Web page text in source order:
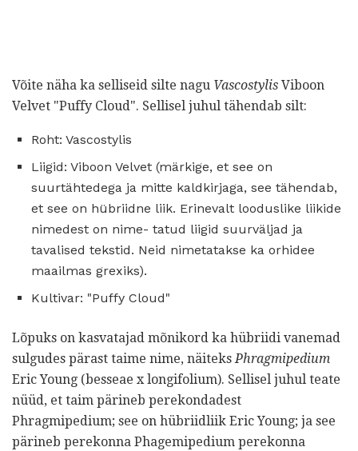
Võite näha ka selliseid silte nagu Vascostylis Viboon
Velvet "Puffy Cloud". Sellisel juhul tähendab silt:
Roht: Vascostylis
Liigid: Viboon Velvet (märkige, et see on
suurtähtedega ja mitte kaldkirjaga, see tähendab,
et see on hübriidne liik. Erinevalt looduslike liikide
nimedest on nime- tatud liigid suurväljad ja
tavalised tekstid. Neid nimetatakse ka orhidee
maailmas grexiks).
Kultivar: "Puffy Cloud"
Lõpuks on kasvatajad mõnikord ka hübriidi vanemad
sulgudes pärast taime nime, näiteksPhragmipedium
Eric Young (besseae x longifolium). Sellisel juhul teate
nüüd, et taim pärineb perekondadest
Phragmipedium; see on hübriidliik Eric Young; ja see
pärineb perekonna Phagemipedium perekonna